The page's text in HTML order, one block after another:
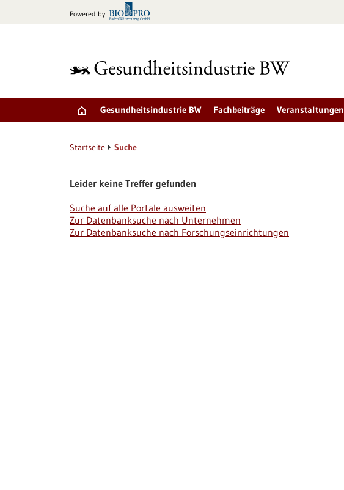
Powered by
Gesundheitsindustrie BW Fachbeiträge Veranstaltungen
Startseite Suche
Leider keine Treffer gefunden
Suche auf alle Portale ausweiten
Zur Datenbanksuche nach Unternehmen
Zur Datenbanksuche nach Forschungseinrichtungen